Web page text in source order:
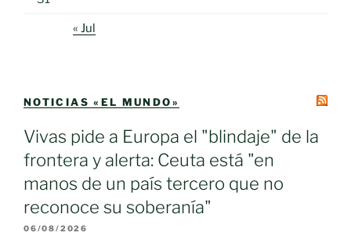
« Jul
NOTICIAS «EL MUNDO»
Vivas pide a Europa el "blindaje" de la
frontera y alerta: Ceuta está "en
manos de un país tercero que no
reconoce su soberanía"
06/08/2026